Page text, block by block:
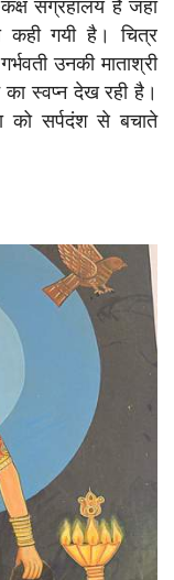
संग्रहालय है जहां
कही गयी है। चित्र
उनकी माताश्री
का स्वप्न देख रही है।
को सर्पदंश से बचाते